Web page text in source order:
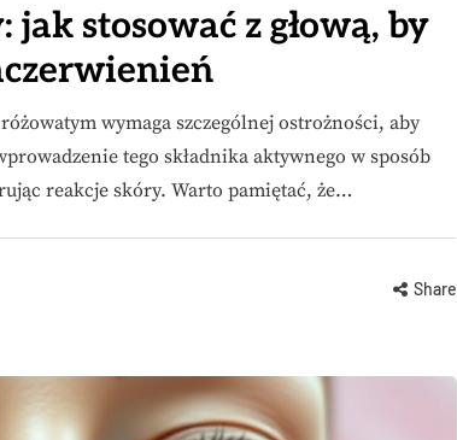
stosować z głową, by
wymaga szczególnej ostrożności, aby
tego składnika aktywnego w sposób
reakcje skóry. Warto pamiętać, że…
Share